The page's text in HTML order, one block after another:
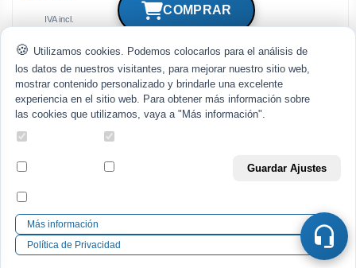
Utilizamos cookies. Podemos colocarlos para el análisis de
los datos de nuestros visitantes, para mejorar nuestro sitio web,
mostrar contenido personalizado y brindarle una excelente
experiencia en el sitio web. Para obtener más información sobre
las cookies que utilizamos, vaya a "Más información".
Guardar Ajustes
Más información
Política de Privacidad
IVA incl.